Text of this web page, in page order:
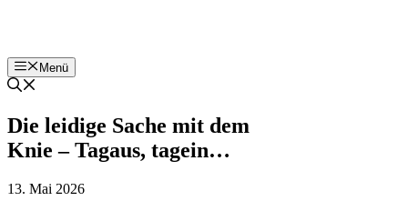
Menü
Die leidige Sache mit dem
Knie – Tagaus, tagein…
13. Mai 2026